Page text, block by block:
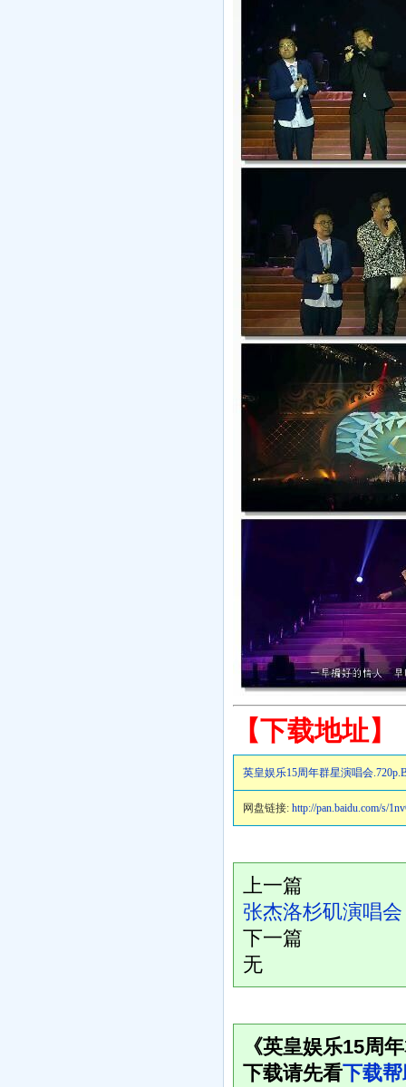
【下载地址】
英皇娱乐15周年群星演唱会
网盘链接: http://pan.baidu.com/s/
上一篇
张杰洛杉矶演唱会
下一篇
无
《英皇娱乐15周
下载请先看下载